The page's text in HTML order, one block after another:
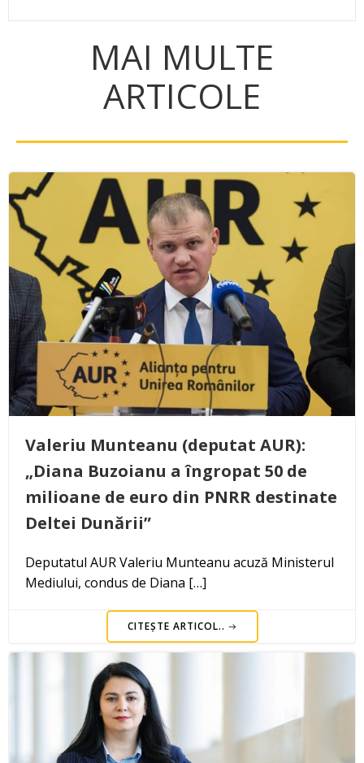
MAI MULTE
ARTICOLE
Valeriu Munteanu (deputat AUR):
„Diana Buzoianu a îngropat 50 de
milioane de euro din PNRR destinate
Deltei Dunării”
Deputatul AUR Valeriu Munteanu acuză Ministerul
Mediului, condus de Diana […]
CITEȘTE ARTICOL..